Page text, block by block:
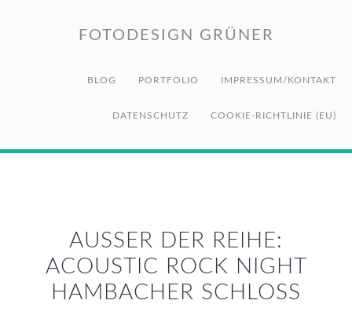
HauptnavigationFOTODESIGN GRÜNER
BLOG PORTFOLIO IMPRESSUM/KONTAKT
DATENSCHUTZ COOKIE-RICHTLINIE (EU)
AUSSER DER REIHE: A
COUSTIC ROCK NIGHT H
AMBACHER SCHLOSS